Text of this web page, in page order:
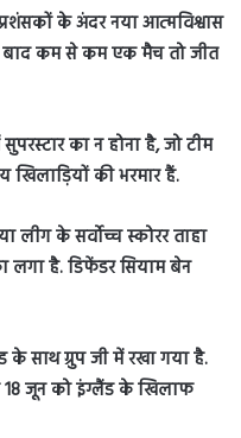
के अंदर नया आत्मविश्वास
बाद कम से कम एक मैच तो जीत
का न होना है, जो टीम
खिलाड़ियों की भरमार हैं.
लीग के सर्वोच्च स्कोरर ताहा
लगा है. डिफेंडर सियाम बेन
के साथ ग्रुप जी में रखा गया है.
18 जून को इंग्लैंड के खिलाफ